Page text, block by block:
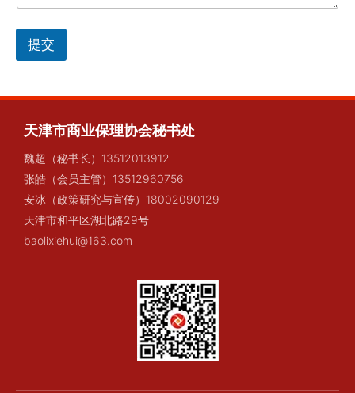
提交
天津市商业保理协会秘书处
魏超（秘书长）13512013912
张皓（会员主管）13512960756
安冰（政策研究与宣传）18002090129
天津市和平区湖北路29号
baolixiehui@163.com